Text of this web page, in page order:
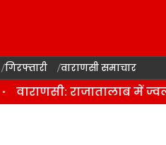
गिरफ्तारी वाराणसी समाचार
वाराणसी: राजातालाब में